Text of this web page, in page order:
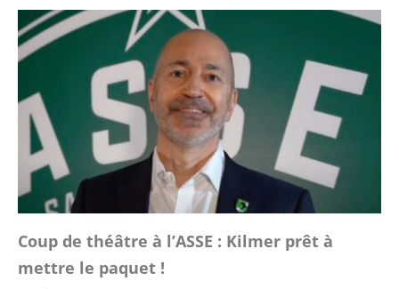
Coup de théâtre à l’ASSE : Kilmer prêt à
mettre le paquet !